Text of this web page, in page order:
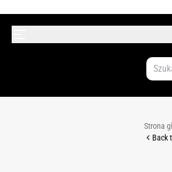
Strona
Back